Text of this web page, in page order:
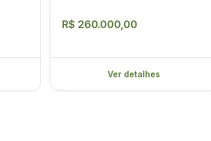
R$ 260.000,00
Ver detalhes